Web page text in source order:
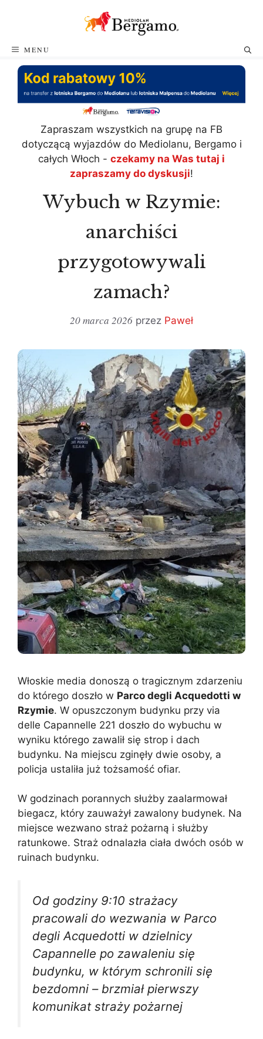
MENU
Zapraszam wszystkich na grupę na FB
dotyczącą wyjazdów do Mediolanu, Bergamo i
całych Włoch - czekamy na Was tutaj i
zapraszamy do dyskusji!
Wybuch w Rzymie:
anarchiści
przygotowywali
zamach?
20 marca 2026 przez Paweł
Włoskie media donoszą o tragicznym zdarzeniu
do którego doszło w Parco degli Acquedotti w
Rzymie. W opuszczonym budynku przy via
delle Capannelle 221 doszło do wybuchu w
wyniku którego zawalił się strop i dach
budynku. Na miejscu zginęły dwie osoby, a
policja ustaliła już tożsamość ofiar.
W godzinach porannych służby zaalarmował
biegacz, który zauważył zawalony budynek. Na
miejsce wezwano straż pożarną i służby
ratunkowe. Straż odnalazła ciała dwóch osób w
ruinach budynku.
Od godziny 9:10 strażacy
pracowali do wezwania w Parco
degli Acquedotti w dzielnicy
Capannelle po zawaleniu się
budynku, w którym schronili się
bezdomni – brzmiał pierwszy
komunikat straży pożarnej